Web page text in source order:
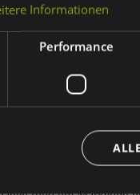
schweren Herzens,
Onlinemarketing
richtigen Adresse.
Informationen
Performance